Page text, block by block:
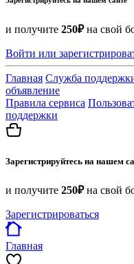
и получите 250₽на свой
Войти или
Главная Служба
объявление
Правила сервиса
поддержки
Зарегистрируйтесь на нашем
и получите 250₽на свой
Зарегистрироваться
Главная